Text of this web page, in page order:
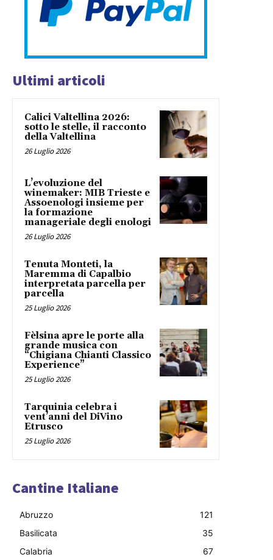
Ultimi articoli
Calici Valtellina 2026:
sotto le stelle, il racconto
della Valtellina
26 Luglio 2026
L’evoluzione del
winemaker: MIB Trieste e
Assoenologi insieme per
la formazione
manageriale degli enologi
26 Luglio 2026
Tenuta Monteti, la
Maremma di Capalbio
interpretata parcella per
parcella
25 Luglio 2026
Fèlsina apre le porte alla
grande musica con
“Chigiana Chianti Classico
Experience”
25 Luglio 2026
Tarquinia celebra i
vent’anni del DiVino
Etrusco
25 Luglio 2026
Cantine Italiane
Abruzzo
121
Basilicata
35
Calabria
67